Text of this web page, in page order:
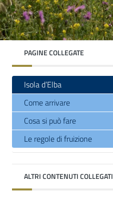
PAGINE COLLEGATE
Isola d’Elba
Come arrivare
Cosa si può fare
Le regole di fruizione
ALTRI CONTENUTI COLLEGATI